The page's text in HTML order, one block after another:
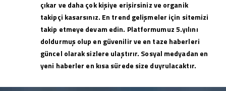
çıkar ve daha çok kişiye erişirsiniz ve organik
takipçi kasarsınız. En trend gelişmeler için sitemizi
takip etmeye devam edin. Platformumuz 5.yılını
doldurmuş olup en güvenilir ve en taze haberleri
güncel olarak sizlere ulaştırır. Sosyal medyadan en
yeni haberler en kısa sürede size duyrulacaktır.